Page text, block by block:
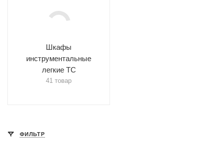
Шкафы
инструментальные
легкие ТС
41 товар
ФИЛЬТР